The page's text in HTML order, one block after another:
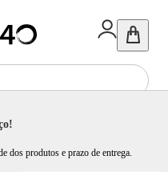
dos produtos e prazo de entrega.